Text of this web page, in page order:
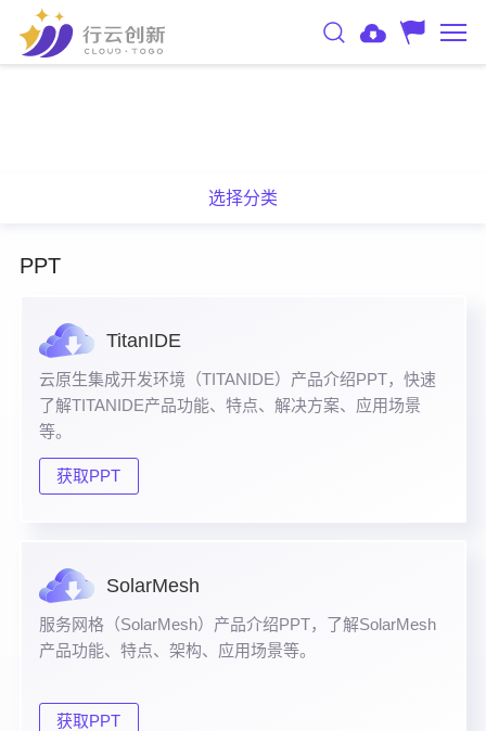
选择分类
PPT
TitanIDE
云原生集成开发环境（TITANIDE）产品介绍PPT，快速
了解TITANIDE产品功能、特点、解决方案、应用场景
等。
获取PPT
SolarMesh
服务网格（SolarMesh）产品介绍PPT，了解SolarMesh
产品功能、特点、架构、应用场景等。
获取PPT